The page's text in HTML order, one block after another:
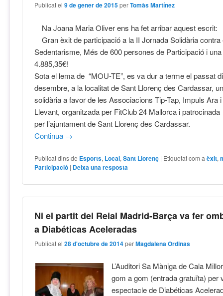
Publicat el9 de gener de 2015 perTomàs Martínez
Na Joana Maria Oliver ens ha fet arribar aquest escrit:
Gran èxit de participació a la II Jornada Solidària contra
Sedentarisme, Més de 600 persones de Participació i
4.885,35€!
Sota el lema de “MOU-TE”, es va dur a terme el passat
desembre, a la localitat de Sant Llorenç des Cardassar,
solidària a favor de les Associacions Tip-Tap, Impuls Ara
Llevant, organitzada per FitClub 24 Mallorca i patrocinada
per l’ajuntament de Sant Llorenç des Cardassar.
Continua →
Publicat dins de Esports, Local,Sant Llorenç | Etiquetat com a èxit,
Participació | Deixa una resposta
Ni el partit del Reial Madrid-Barça va fer
a Diabéticas Aceleradas
Publicat el28 d'octubre de 2014 perMagdalena Ordinas
L’Auditori Sa Màniga de Cala
gom a gom (entrada gratuïta) per
espectacle de Diabéticas